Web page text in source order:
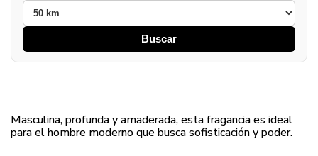
Buscar
Masculina, profunda y amaderada, esta fragancia es ideal
para el hombre moderno que busca sofisticación y poder.